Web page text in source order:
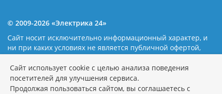
© 2009-2026 «Электрика 24»
Сайт носит исключительно информационный характер, и
ни при каких условиях не является публичной офертой,
определяемой положениями статьи 437(2) Гражданского
кодекса Российской Федерации. Наличие и цены уточняйте
у наших операторов.Политика обработки персональных
данных
Сайт использует cookie с целью анализа поведения
посетителей для улучшения сервиса.
Продолжая пользоваться сайтом, вы соглашаетесь с